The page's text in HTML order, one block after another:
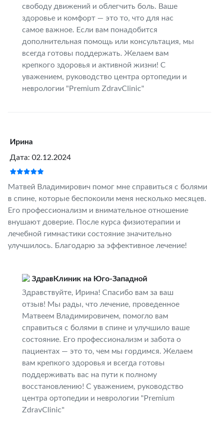
свободу движений и облегчить боль. Ваше
здоровье и комфорт — это то, что для нас
самое важное. Если вам понадобится
дополнительная помощь или консультация, мы
всегда готовы поддержать. Желаем вам
крепкого здоровья и активной жизни! С
уважением, руководство центра ортопедии и
неврологии "Premium ZdravClinic"
Ирина
Дата: 02.12.2024
Матвей Владимирович помог мне справиться с болями
в спине, которые беспокоили меня несколько месяцев.
Его профессионализм и внимательное отношение
внушают доверие. После курса физиотерапии и
лечебной гимнастики состояние значительно
улучшилось. Благодарю за эффективное лечение!
ЗдравКлиник на Юго-Западной
Здравствуйте, Ирина! Спасибо вам за ваш
отзыв! Мы рады, что лечение, проведенное
Матвеем Владимировичем, помогло вам
справиться с болями в спине и улучшило ваше
состояние. Его профессионализм и забота о
пациентах — это то, чем мы гордимся. Желаем
вам крепкого здоровья и всегда готовы
поддерживать вас на пути к полному
восстановлению! С уважением, руководство
центра ортопедии и неврологии "Premium
ZdravClinic"